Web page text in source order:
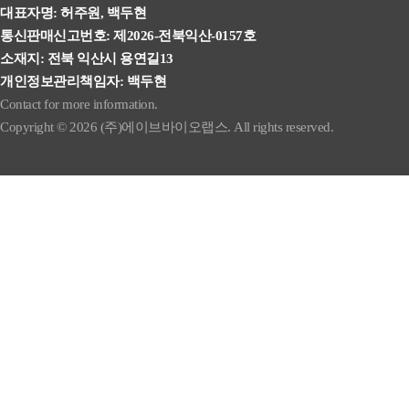
대표자명: 허주원, 백두현
통신판매신고번호: 제2026-전북익산-0157호
소재지: 전북 익산시 용연길13
개인정보관리책임자: 백두현
Contact for more information.
Copyright © 2026 (주)에이브바이오랩스. All rights reserved.